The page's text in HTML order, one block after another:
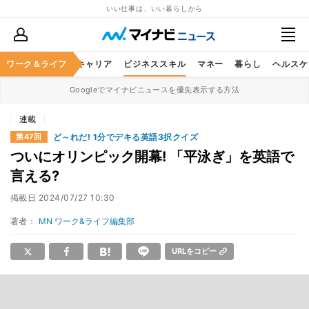
いい仕事は、いい暮らしから
ワーク＆ライフ キャリア ビジネススキル マネー 暮らし ヘルス
Googleでマイナビニュースを優先表示する方法
連載
第47回 ど～れだ! 1分でデキる英語3択クイズ
ついにオリンピック開幕! 「平泳ぎ」を英語で
言える?
掲載日 2024/07/27 10:30
著者： MN ワーク&ライフ編集部
URLをコピー